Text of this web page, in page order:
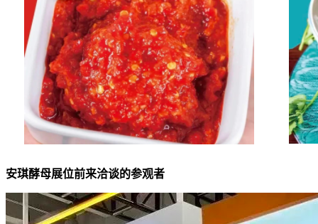
安琪酵母展位前来洽谈的参观者